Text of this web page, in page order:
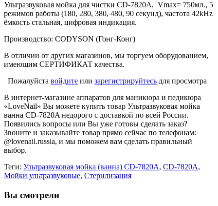
Ультразвуковая мойка для чистки CD-7820А, Vmax= 750мл., 5
режимов работы (180, 280, 380, 480, 90 секунд), частота 42kHz
ёмкость стальная, цифровая индикация.
Производство: CODYSON (Гонг-Конг)
В отличии от других магазинов, мы торгуем оборудованием,
имеющим СЕРТИФИКАТ качества.
Пожалуйста войдите или зарегистрируйтесь для просмотра
В интернет-магазине аппаратов для маникюра и педикюра
«LoveNail» Вы можете купить товар Ультразвуковая мойка
ванна CD-7820A недорого с доставкой по всей России.
Появились вопросы или Вы уже готовы сделать заказ?
Звоните и заказывайте товар прямо сейчас по телефонам:
@lovenail.russia, и мы поможем вам сделать правильный
выбор.
Теги: Ультразвуковая мойка (ванна) CD-7820A, CD-7820A,
Мойки ультразвуковые, Стерилизация
Вы смотрели